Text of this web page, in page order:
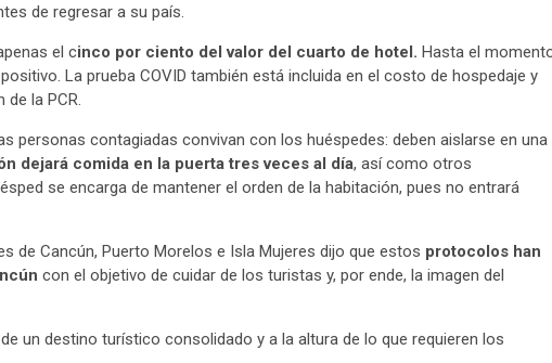
de regresar a su país.
el cinco por ciento del valor del cuarto de hotel. Hasta el
La prueba COVID también está incluida en el costo de hospedaje y
la PCR.
personas contagiadas convivan con los huéspedes: deben aislarse en una
dejará comida en la puerta tres veces al día, así como otros
se encarga de mantener el orden de la habitación, pues no entrará
de Cancún, Puerto Morelos e Isla Mujeres dijo que estos protocolos han
con el objetivo de cuidar de los turistas y, por ende, la imagen del
un destino turístico consolidado y a la altura de lo que requieren los